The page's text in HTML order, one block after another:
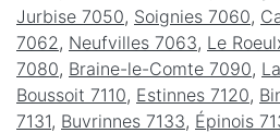
Jurbise 7050, Soignies 7060,
7062 , Neufvilles 7063, Le
7080, Braine-le-Comte 7090,
Boussoit 7110, Estinnes 7120,
7131, Buvrinnes 7133, Épinois